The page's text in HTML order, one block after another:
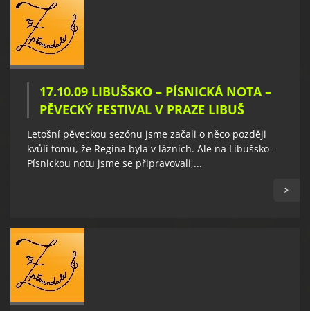
17.10.09 LIBUŠSKO – PÍSNICKÁ NOTA –
PĚVECKÝ FESTIVAL V PRAZE LIBUŠ
Letošní pěveckou sezónu jsme začali o něco později
kvůli tomu, že Regina byla v lázních. Ale na Libušsko-
Písnickou notu jsme se připravovali,...
>